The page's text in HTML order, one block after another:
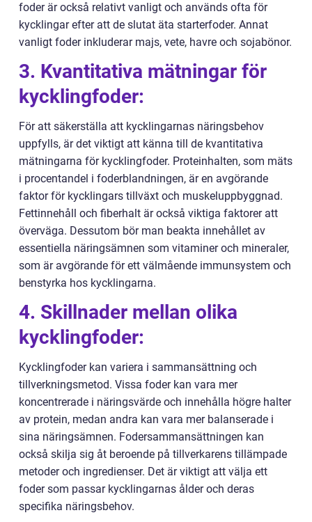
foder är också relativt vanligt och används ofta för
kycklingar efter att de slutat äta starterfoder. Annat
vanligt foder inkluderar majs, vete, havre och sojabönor.
3. Kvantitativa mätningar för
kycklingfoder:
För att säkerställa att kycklingarnas näringsbehov
uppfylls, är det viktigt att känna till de kvantitativa
mätningarna för kycklingfoder. Proteinhalten, som mäts
i procentandel i foderblandningen, är en avgörande
faktor för kycklingars tillväxt och muskeluppbyggnad.
Fettinnehåll och fiberhalt är också viktiga faktorer att
överväga. Dessutom bör man beakta innehållet av
essentiella näringsämnen som vitaminer och mineraler,
som är avgörande för ett välmående immunsystem och
benstyrka hos kycklingarna.
4. Skillnader mellan olika
kycklingfoder:
Kycklingfoder kan variera i sammansättning och
tillverkningsmetod. Vissa foder kan vara mer
koncentrerade i näringsvärde och innehålla högre halter
av protein, medan andra kan vara mer balanserade i
sina näringsämnen. Fodersammansättningen kan
också skilja sig åt beroende på tillverkarens tillämpade
metoder och ingredienser. Det är viktigt att välja ett
foder som passar kycklingarnas ålder och deras
specifika näringsbehov.